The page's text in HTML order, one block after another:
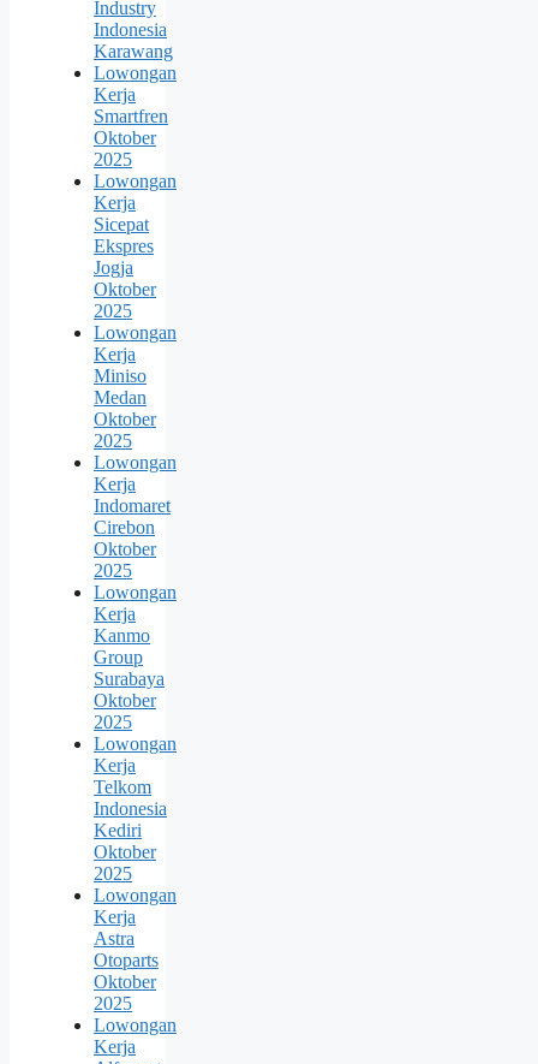
Industry
Indonesia
Karawang
Lowongan
Kerja
Smartfren
Oktober
2025
Lowongan
Kerja
Sicepat
Ekspres
Jogja
Oktober
2025
Lowongan
Kerja
Miniso
Medan
Oktober
2025
Lowongan
Kerja
Indomaret
Cirebon
Oktober
2025
Lowongan
Kerja
Kanmo
Group
Surabaya
Oktober
2025
Lowongan
Kerja
Telkom
Indonesia
Kediri
Oktober
2025
Lowongan
Kerja
Astra
Otoparts
Oktober
2025
Lowongan
Kerja